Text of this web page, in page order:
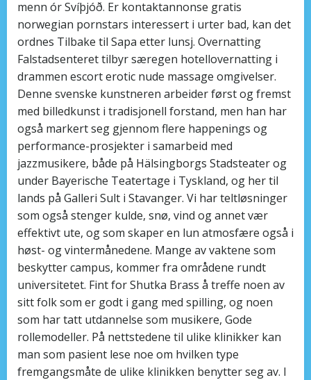
menn ór Svíþjóð. Er kontaktannonse gratis
norwegian pornstars interessert i urter bad, kan det
ordnes Tilbake til Sapa etter lunsj. Overnatting
Falstadsenteret tilbyr særegen hotellovernatting i
drammen escort erotic nude massage omgivelser.
Denne svenske kunstneren arbeider først og fremst
med billedkunst i tradisjonell forstand, men han har
også markert seg gjennom flere happenings og
performance-prosjekter i samarbeid med
jazzmusikere, både på Hälsingborgs Stadsteater og
under Bayerische Teatertage i Tyskland, og her til
lands på Galleri Sult i Stavanger. Vi har teltløsninger
som også stenger kulde, snø, vind og annet vær
effektivt ute, og som skaper en lun atmosfære også i
høst- og vintermånedene. Mange av vaktene som
beskytter campus, kommer fra områdene rundt
universitetet. Fint for Shutka Brass å treffe noen av
sitt folk som er godt i gang med spilling, og noen
som har tatt utdannelse som musikere, Gode
rollemodeller. På nettstedene til ulike klinikker kan
man som pasient lese noe om hvilken type
fremgangsmåte de ulike klinikken benytter seg av. I